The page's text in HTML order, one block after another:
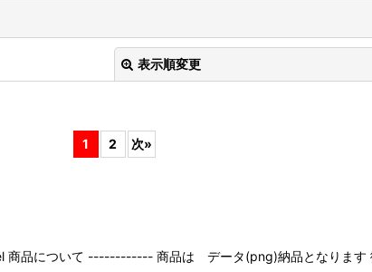
表示順変更
1 2 次»
ついて ------------ 商品は データ(png)納品となります 御